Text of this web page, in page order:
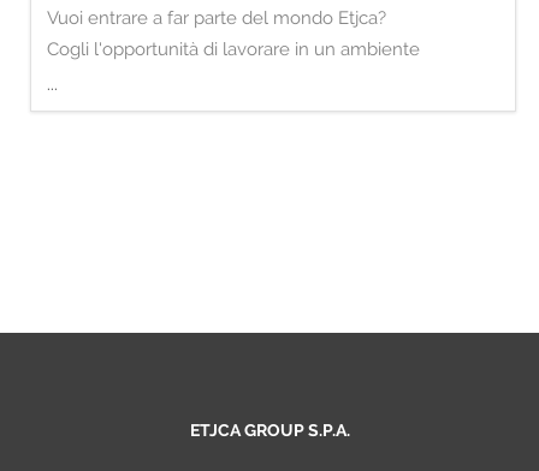
ES
PT
Vuoi entrare a far parte del mondo Etjca?
Cogli l'opportunità di lavorare in un ambiente inclusivo, in
In un'ottica di potenziamento del team commerciale,
...
ETJCA GROUP S.P.A.